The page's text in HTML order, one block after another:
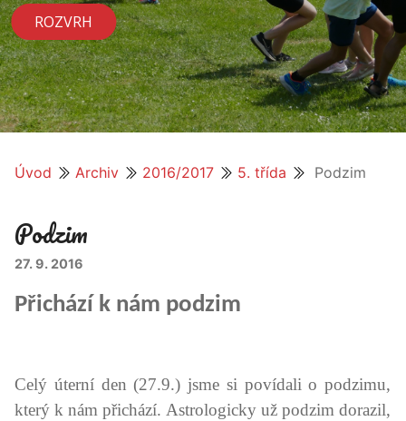
ROZVRH
Úvod Archiv 2016/2017 5. třída Podzim
Podzim
27. 9. 2016
Přichází k nám podzim
Celý úterní den (27.9.) jsme si povídali o podzimu,
který k nám přichází. Astrologicky už podzim dorazil,